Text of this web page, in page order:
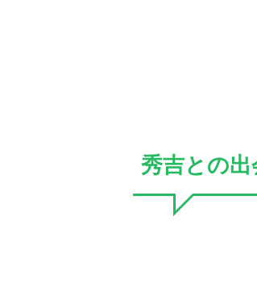
秀吉との出